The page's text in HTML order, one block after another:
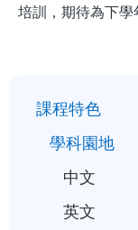
培訓，期待為下學
課程特色
學科園地
中文
英文